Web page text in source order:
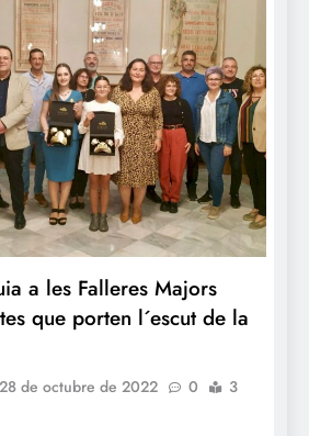
a les Falleres Majors
que porten l´escut de la
28 de octubre de 2022 0
3